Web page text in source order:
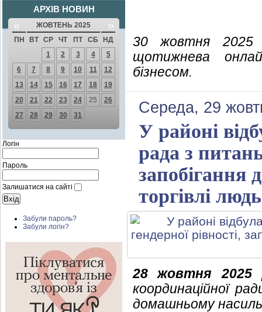
АРХІВ НОВИН
« ЖОВТЕНЬ 2025 »
ПН ВТ СР ЧТ ПТ СБ
НД
1
2 3 4
5
6
7 8 9 10 11
12
13
14 15 16 17 18
19
20
21 22 23 24 25
26
27
28 29 30 31
Логін
Пароль
Залишатися на сайті
Забули пароль?
Забули логін?
30 жовтня 2025
щотижнева
бізнесом.
Середа, 29
У районі
рада з питань
запобігання
торгівлі
28 жовтня 2025
координаційної
домашньому